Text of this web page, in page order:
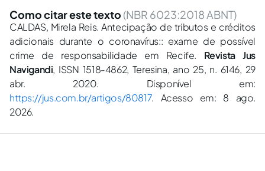
Como citar este texto (NBR 6023:2018 ABNT)
CALDAS, Mirela Reis. Antecipação de tributos e créditos
adicionais durante o coronavírus:: exame de possível
crime de responsabilidade em Recife. Revista Jus
Navigandi, ISSN 1518-4862, Teresina, ano 25, n. 6146, 29
abr. 2020. Disponível em:
https://jus.com.br/artigos/80817. Acesso em: 8 ago.
2026.